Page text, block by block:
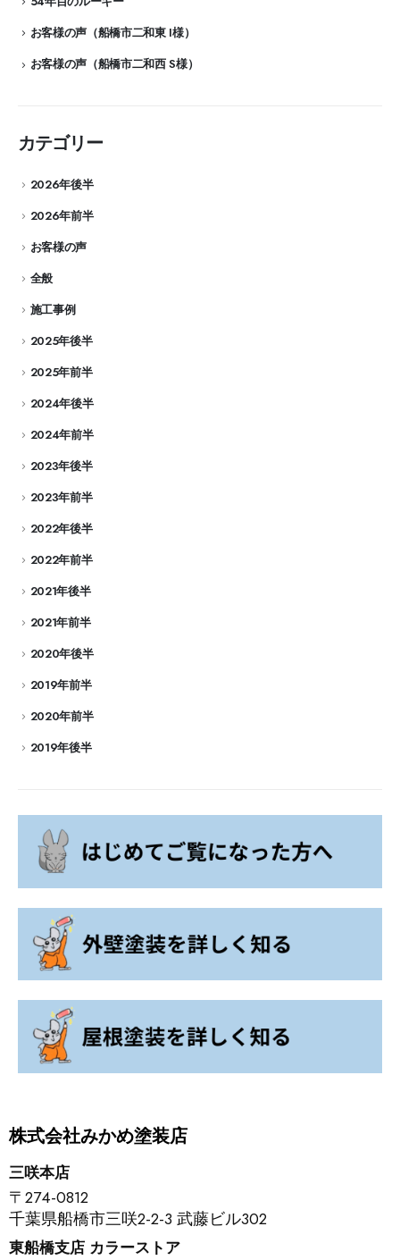
お客様の声（船橋市二和東 I様）
お客様の声（船橋市二和西 S様）
カテゴリー
2026年後半
2026年前半
お客様の声
全般
施工事例
2025年後半
2025年前半
2024年後半
2024年前半
2023年後半
2023年前半
2022年後半
2022年前半
2021年後半
2021年前半
2020年後半
2019年前半
2020年前半
2019年後半
株式会社みかめ塗装店
三咲本店
〒274-0812
千葉県船橋市三咲2-2-3 武藤ビル302
東船橋支店 カラーストア